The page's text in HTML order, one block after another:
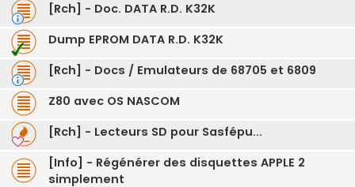
[Rch] - Doc. DATA R.D. K32K
Dump EPROM DATA R.D. K32K
[Rch] - Docs / Emulateurs de 68705 et 6809
Z80 avec OS NASCOM
[Rch] - Lecteurs SD pour Sasfépu...
[Info] - Régénérer des disquettes APPLE 2
simplement